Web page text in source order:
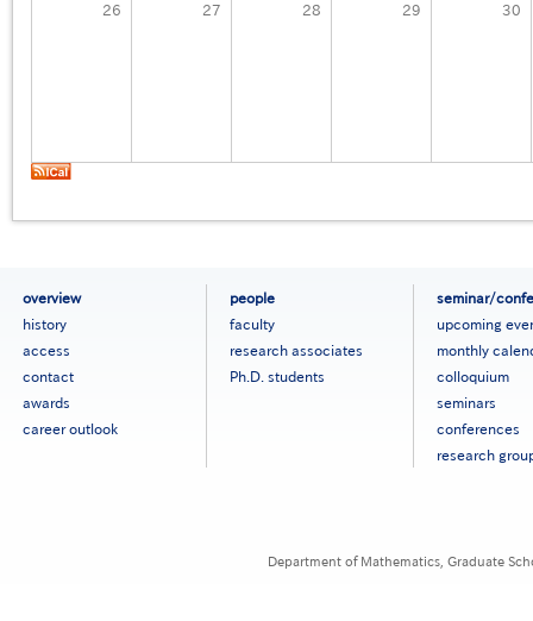
26 27 28 29 30
overview
history
access
contact
awards
career outlook
people
faculty
research associates
Ph.D. students
seminar/
upcoming
monthly
colloquium
seminars
conferences
research
Department of Mathematics, Graduate